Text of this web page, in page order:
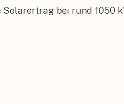
bei rund 1050